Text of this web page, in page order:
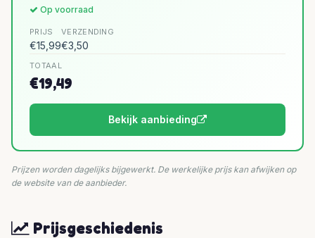
Op voorraad
PRIJS
€15,99
VERZENDING
€3,50
TOTAAL
€19,49
Bekijk aanbieding
Prijzen worden dagelijks bijgewerkt. De werkelijke prijs kan afwijken op
de website van de aanbieder.
Prijsgeschiedenis